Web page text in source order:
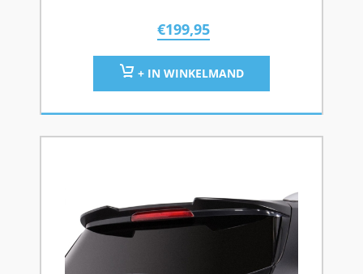
€199,95
+ IN WINKELMAND